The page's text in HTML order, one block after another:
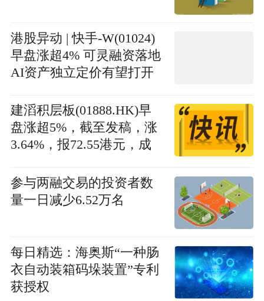
港股异动 | 快手-W(01024)
早盘涨超4% 可灵融资落地
AI资产独立定价有望打开
建滔积层板(01888.HK)早
盘涨超5%，截至发稿，涨
3.64%，报72.55港元，成
参与两融交易的投资者数
量一日减少6.52万名
每日精选：海奥斯“一种肠
衣自动装箱码垛装置”专利
获授权